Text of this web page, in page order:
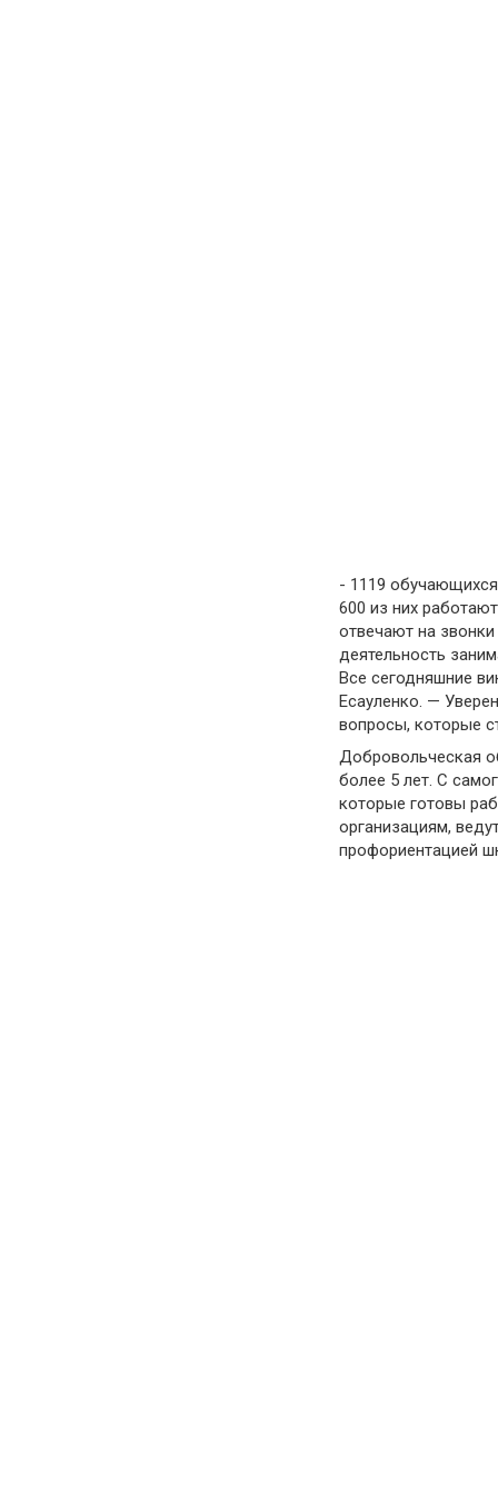
- 1119
600 из них
отвечают на
деятельность
Все сегодняшние
Есауленко. —
вопросы, которые
Добровольческая
более 5 лет. С
которые готовы
организациям,
профориентацией